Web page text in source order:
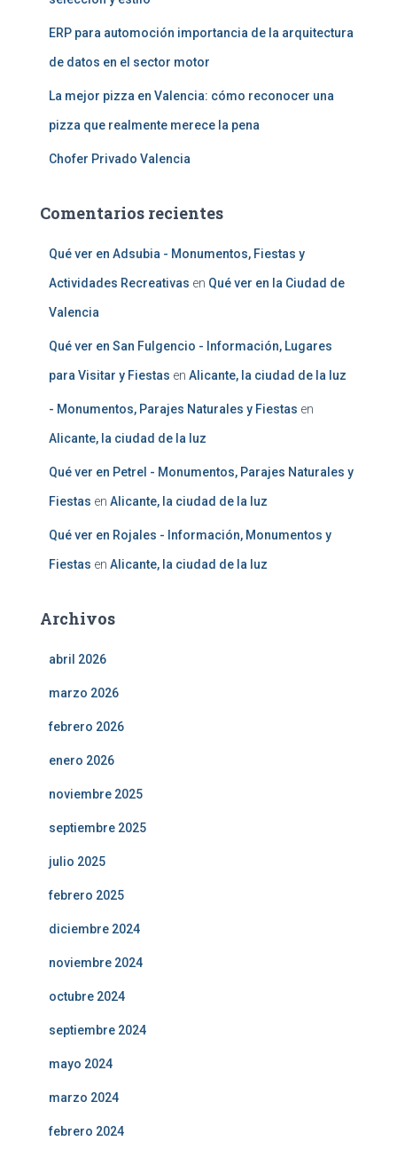
ERP para automoción importancia de la arquitectura
de datos en el sector motor
La mejor pizza en Valencia: cómo reconocer una
pizza que realmente merece la pena
Chofer Privado Valencia
Comentarios recientes
Qué ver en Adsubia - Monumentos, Fiestas y
Actividades Recreativas en Qué ver en la Ciudad de
Valencia
Qué ver en San Fulgencio - Información, Lugares
para Visitar y Fiestas en Alicante, la ciudad de la luz
- Monumentos, Parajes Naturales y Fiestas en
Alicante, la ciudad de la luz
Qué ver en Petrel - Monumentos, Parajes Naturales y
Fiestas en Alicante, la ciudad de la luz
Qué ver en Rojales - Información, Monumentos y
Fiestas en Alicante, la ciudad de la luz
Archivos
abril 2026
marzo 2026
febrero 2026
enero 2026
noviembre 2025
septiembre 2025
julio 2025
febrero 2025
diciembre 2024
noviembre 2024
octubre 2024
septiembre 2024
mayo 2024
marzo 2024
febrero 2024